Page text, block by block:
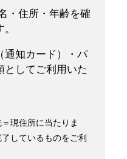
・住所・年齢を確
通知カード）・パ
としてご利用いた
現住所に当たりま
しているものをご利